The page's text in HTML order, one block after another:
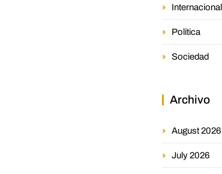
Internacional
Política
Sociedad
Archivo
August 2026
July 2026